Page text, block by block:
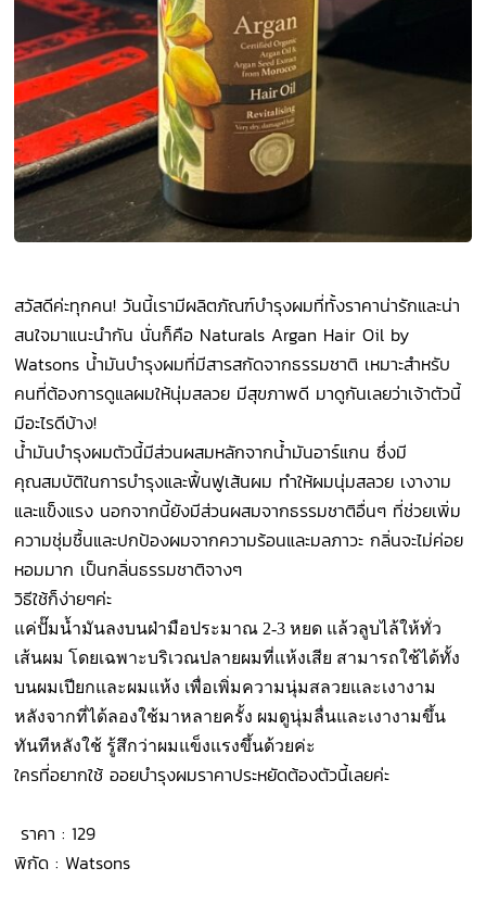
สวัสดีค่ะทุกคน! วันนี้เรามีผลิตภัณฑ์บำรุงผมที่ทั้งราคาน่ารักและน่า
สนใจมาแนะนำกัน นั่นก็คือ Naturals Argan Hair Oil by
Watsons น้ำมันบำรุงผมที่มีสารสกัดจากธรรมชาติ เหมาะสำหรับ
คนที่ต้องการดูแลผมให้นุ่มสลวย มีสุขภาพดี มาดูกันเลยว่าเจ้าตัวนี้
มีอะไรดีบ้าง!
น้ำมันบำรุงผมตัวนี้มีส่วนผสมหลักจากน้ำมันอาร์แกน ซึ่งมี
คุณสมบัติในการบำรุงและฟื้นฟูเส้นผม ทำให้ผมนุ่มสลวย เงางาม
และแข็งแรง นอกจากนี้ยังมีส่วนผสมจากธรรมชาติอื่นๆ ที่ช่วยเพิ่ม
ความชุ่มชื้นและปกป้องผมจากความร้อนและมลภาวะ กลิ่นจะไม่ค่อย
หอมมาก เป็นกลิ่นธรรมชาติจางๆ
วิธีใช้ก็ง่ายๆค่ะ
แค่ปั๊มน้ำมันลงบนฝ่ามือประมาณ 2-3 หยด แล้วลูบไล้ให้ทั่ว
เส้นผม โดยเฉพาะบริเวณปลายผมที่แห้งเสีย สามารถใช้ได้ทั้ง
บนผมเปียกและผมแห้ง เพื่อเพิ่มความนุ่มสลวยและเงางาม
หลังจากที่ได้ลองใช้มาหลายครั้ง ผมดูนุ่มลื่นและเงางามขึ้น
ทันทีหลังใช้ รู้สึกว่าผมแข็งแรงขึ้นด้วยค่ะ
ใครที่อยากใช้ ออยบำรุงผมราคาประหยัดต้องตัวนี้เลยค่ะ
ราคา : 129
พิกัด : Watsons